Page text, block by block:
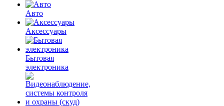
Авто
Аксессуары
Бытовая
электроника